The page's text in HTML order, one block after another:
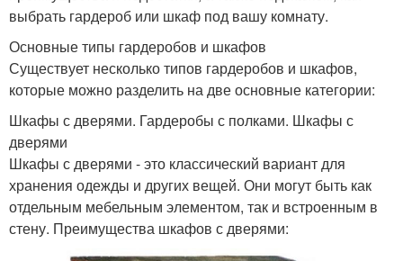
выбрать гардероб или шкаф под вашу комнату.
Основные типы гардеробов и шкафов
Существует несколько типов гардеробов и шкафов,
которые можно разделить на две основные категории:
Шкафы с дверями. Гардеробы с полками. Шкафы с
дверями
Шкафы с дверями - это классический вариант для
хранения одежды и других вещей. Они могут быть как
отдельным мебельным элементом, так и встроенным в
стену. Преимущества шкафов с дверями: